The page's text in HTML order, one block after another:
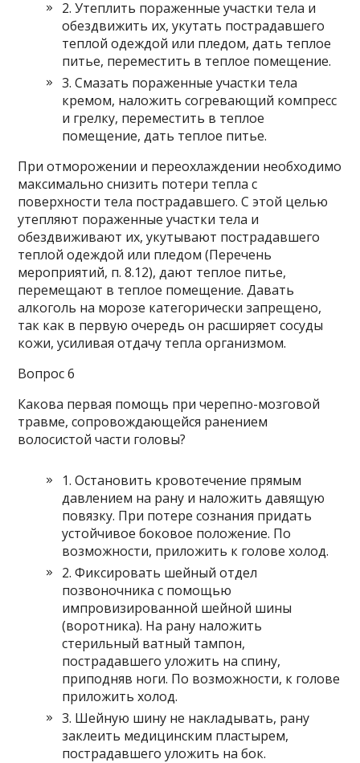
2. Утеплить пораженные участки тела и
обездвижить их, укутать пострадавшего
теплой одеждой или пледом, дать теплое
питье, переместить в теплое помещение.
3. Смазать пораженные участки тела
кремом, наложить согревающий компресс
и грелку, переместить в теплое
помещение, дать теплое питье.
При отморожении и переохлаждении необходимо
максимально снизить потери тепла с
поверхности тела пострадавшего. С этой целью
утепляют пораженные участки тела и
обездвиживают их, укутывают пострадавшего
теплой одеждой или пледом (Перечень
мероприятий, п. 8.12), дают теплое питье,
перемещают в теплое помещение. Давать
алкоголь на морозе категорически запрещено,
так как в первую очередь он расширяет сосуды
кожи, усиливая отдачу тепла организмом.
Вопрос 6
Какова первая помощь при черепно-мозговой
травме, сопровождающейся ранением
волосистой части головы?
1. Остановить кровотечение прямым
давлением на рану и наложить давящую
повязку. При потере сознания придать
устойчивое боковое положение. По
возможности, приложить к голове холод.
2. Фиксировать шейный отдел
позвоночника с помощью
импровизированной шейной шины
(воротника). На рану наложить
стерильный ватный тампон,
пострадавшего уложить на спину,
приподняв ноги. По возможности, к голове
приложить холод.
3. Шейную шину не накладывать, рану
заклеить медицинским пластырем,
пострадавшего уложить на бок.